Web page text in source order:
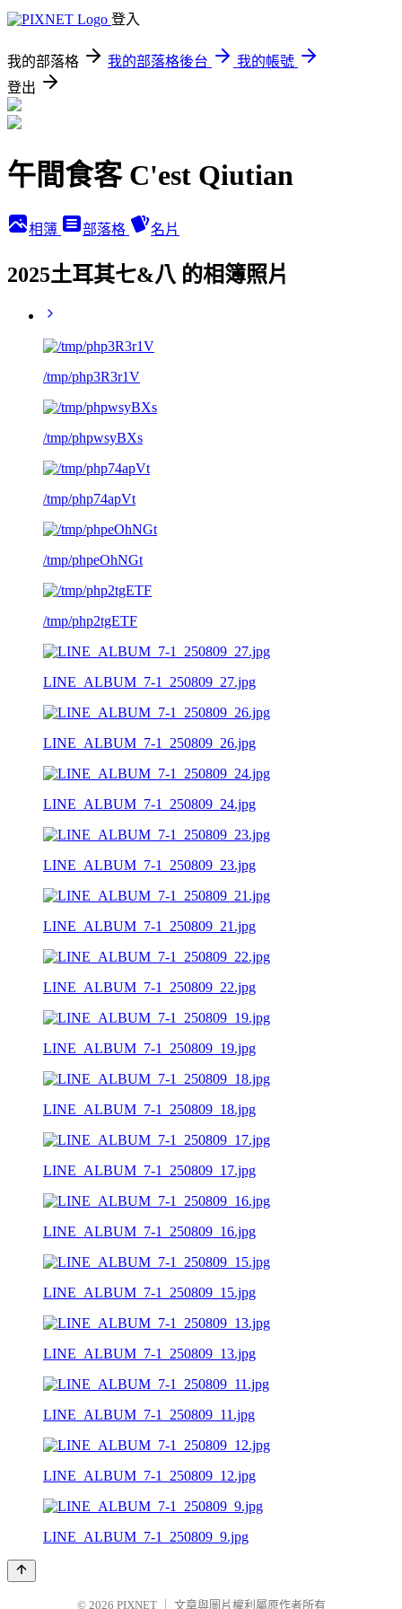
登入
我的部落格 我的部落格後台
我的帳號
登出
午間食客 C'est Qiutian
相簿 部落格 名片
2025土耳其七&八 的相簿照片
/tmp/php3R3r1V
/tmp/phpwsyBXs
/tmp/php74apVt
/tmp/phpeOhNGt
/tmp/php2tgETF
LINE_ALBUM_7-1_250809_27.jpg
LINE_ALBUM_7-1_250809_26.jpg
LINE_ALBUM_7-1_250809_24.jpg
LINE_ALBUM_7-1_250809_23.jpg
LINE_ALBUM_7-1_250809_21.jpg
LINE_ALBUM_7-1_250809_22.jpg
LINE_ALBUM_7-1_250809_19.jpg
LINE_ALBUM_7-1_250809_18.jpg
LINE_ALBUM_7-1_250809_17.jpg
LINE_ALBUM_7-1_250809_16.jpg
LINE_ALBUM_7-1_250809_15.jpg
LINE_ALBUM_7-1_250809_13.jpg
LINE_ALBUM_7-1_250809_11.jpg
LINE_ALBUM_7-1_250809_12.jpg
LINE_ALBUM_7-1_250809_9.jpg
© 2026 PIXNET 文章與圖片權利屬原作者所有